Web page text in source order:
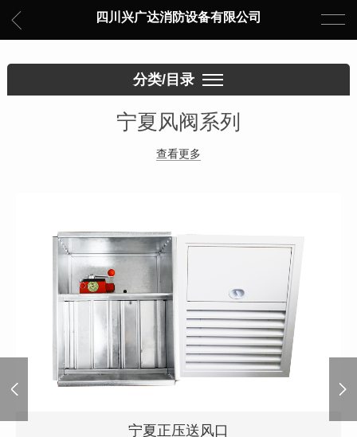
四川兴广达消防设备有限公司
分类/目录
宁夏风阀系列
查看更多
宁夏正压送风口